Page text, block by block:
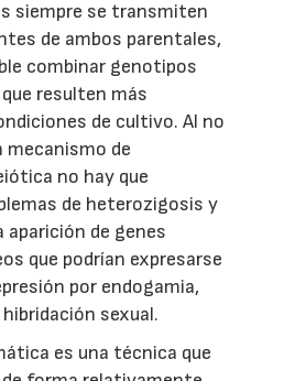
siempre se transmiten
de ambos parentales,
combinar genotipos
resulten más
de cultivo. Al no
mecanismo de
no hay que
de heterozigosis y
aparición de genes
que podrían expresarse
por endogamia,
sexual.
es una técnica que